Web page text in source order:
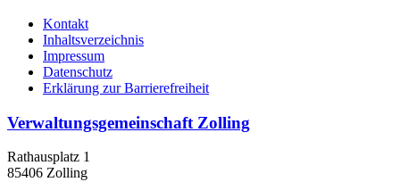
Kontakt
Inhaltsverzeichnis
Impressum
Datenschutz
Erklärung zur Barrierefreiheit
Verwaltungsgemeinschaft Zolling
Rathausplatz 1
85406 Zolling